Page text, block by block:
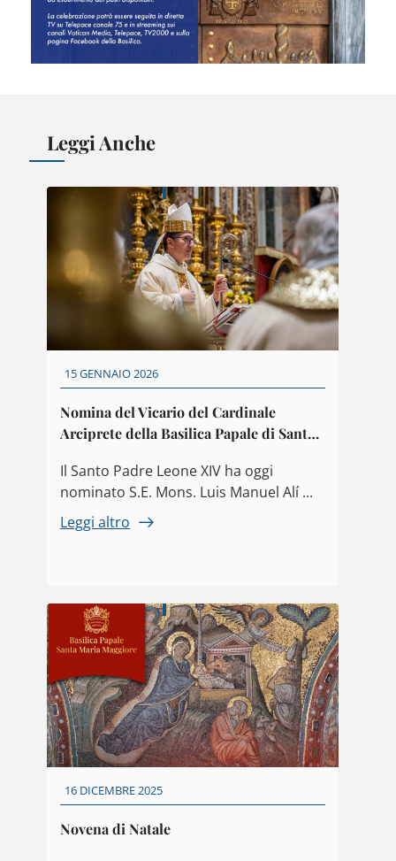
Leggi Anche
15 GENNAIO 2026
Nomina del Vicario del Cardinale
Arciprete della Basilica Papale di Santa
Il Santo Padre Leone XIV ha oggi
nominato S.E. Mons. Luis Manuel Alí ...
Leggi altro
16 DICEMBRE 2025
Novena di Natale